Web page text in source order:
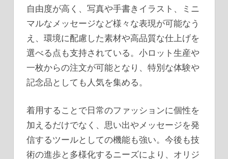
自由度が高く、写真や手書きイラスト、ミニ
マルなメッセージなど様々な表現が可能なう
え、環境に配慮した素材や高品質な仕上げを
選べる点も支持されている。小ロット生産や
一枚からの注文が可能となり、特別な体験や
記念品としても人気を集める。
着用することで日常のファッションに個性を
加えるだけでなく、思い出やメッセージを発
信するツールとしての機能も強い。今後も技
術の進歩と多様化するニーズにより、オリジ